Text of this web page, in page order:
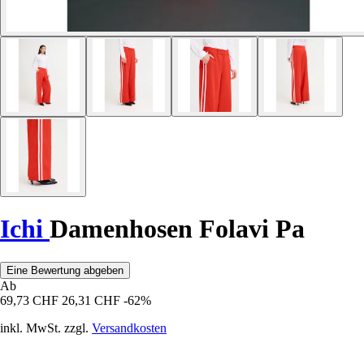
Ichi Damenhosen Folavi Pa
Eine Bewertung abgeben
Ab
69,73 CHF 26,31 CHF -62%
inkl. MwSt. zzgl. Versandkosten